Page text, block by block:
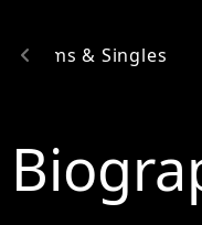
Albums & Singles
chevron_left